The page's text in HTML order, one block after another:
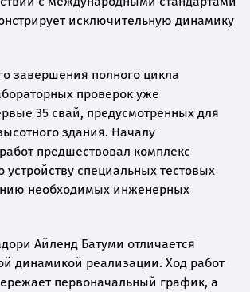
исключительную динамику
завершения полного цикла
проверок уже
35 свай, предусмотренных для
здания. Началу
предшествовал комплекс
устройству специальных тестовых
необходимых инженерных
Айленд Батуми отличается
динамикой реализации. Ход работ
первоначальный график, а